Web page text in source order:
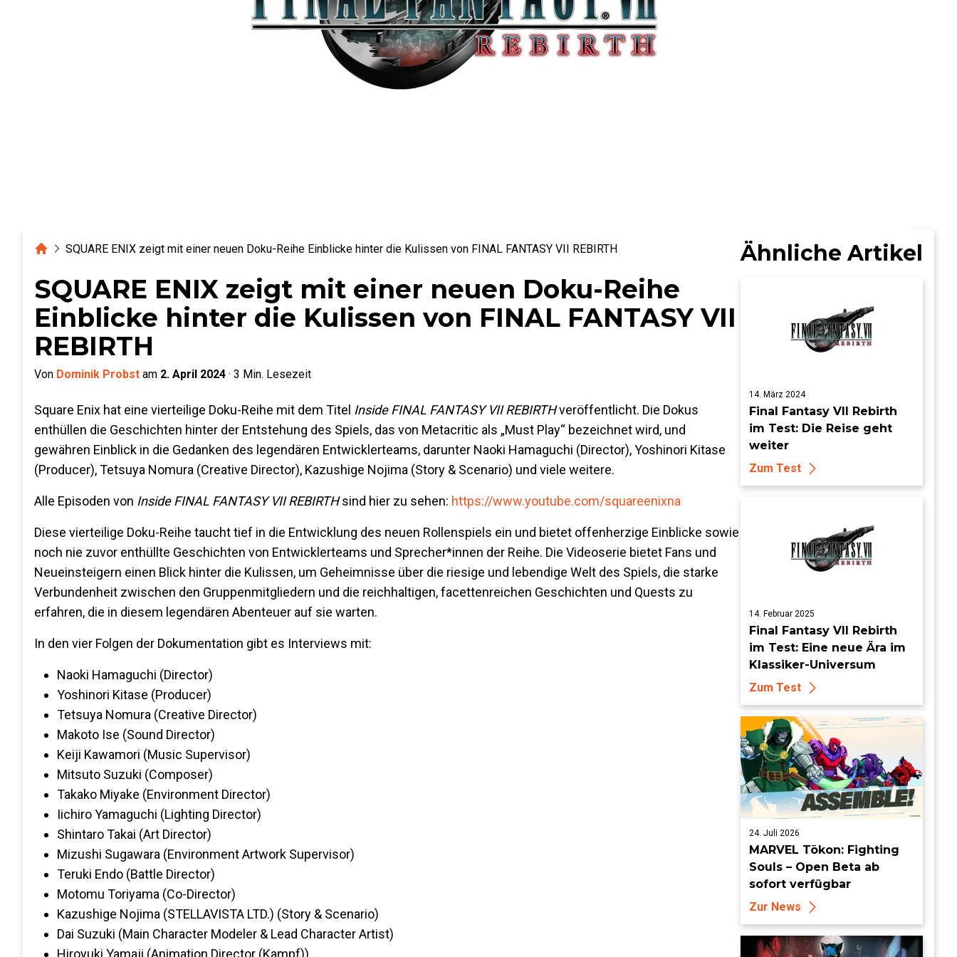
HomeSQUARE ENIX zeigt mit einer neuen Doku-Reihe Einblicke hinter die Kulissen von FINAL FANTASY VII REBIRTH
SQUARE ENIX zeigt mit einer neuen Doku-Reihe
Einblicke hinter die Kulissen von FINAL FANTASY VII
REBIRTH
Von Dominik Probst am 2. April 2024 · 3 Min. Lesezeit
Square Enix hat eine vierteilige Doku-Reihe mit dem Titel Inside FINAL FANTASY VII REBIRTHveröffentlicht. Die Dokus
enthüllen die Geschichten hinter der Entstehung des Spiels, das von Metacritic als „Must Play“ bezeichnet wird, und
gewähren Einblick in die Gedanken des legendären Entwicklerteams, darunter Naoki Hamaguchi (Director), Yoshinori Kitase
(Producer), Tetsuya Nomura (Creative Director), Kazushige Nojima (Story & Scenario) und viele weitere.
Alle Episoden von Inside FINAL FANTASY VII REBIRTHsind hier zu sehen: https://www.youtube.com/squareenixna
Diese vierteilige Doku-Reihe taucht tief in die Entwicklung des neuen Rollenspiels ein und bietet offenherzige Einblicke sowie
noch nie zuvor enthüllte Geschichten von Entwicklerteams und Sprecher*innen der Reihe. Die Videoserie bietet Fans und
Neueinsteigern einen Blick hinter die Kulissen, um Geheimnisse über die riesige und lebendige Welt des Spiels, die starke
Verbundenheit zwischen den Gruppenmitgliedern und die reichhaltigen, facettenreichen Geschichten und Quests zu
erfahren, die in diesem legendären Abenteuer auf sie warten.
In den vier Folgen der Dokumentation gibt es Interviews mit:
Naoki Hamaguchi (Director)
Yoshinori Kitase (Producer)
Tetsuya Nomura (Creative Director)
Makoto Ise (Sound Director)
Keiji Kawamori (Music Supervisor)
Mitsuto Suzuki (Composer)
Takako Miyake (Environment Director)
Iichiro Yamaguchi (Lighting Director)
Shintaro Takai (Art Director)
Mizushi Sugawara (Environment Artwork Supervisor)
Teruki Endo (Battle Director)
Motomu Toriyama (Co-Director)
Kazushige Nojima (STELLAVISTA LTD.) (Story & Scenario)
Dai Suzuki (Main Character Modeler & Lead Character Artist)
Hiroyuki Yamaji (Animation Director (Kampf))
Ähnliche Artikel
14. März 2024
Final Fantasy VII Rebirth
im Test: Die Reise geht
weiter
Zum Test
14. Februar 2025
Final Fantasy VII Rebirth
im Test: Eine neue Ära im
Klassiker-Universum
Zum Test
24. Juli 2026
MARVEL Tōkon: Fighting
Souls – Open Beta ab
sofort verfügbar
Zur News